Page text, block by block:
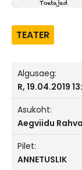
TEATER
Algusaeg:
R, 19.04.2019
Asukoht:
Aegviidu
Pilet:
ANNETUSLIK